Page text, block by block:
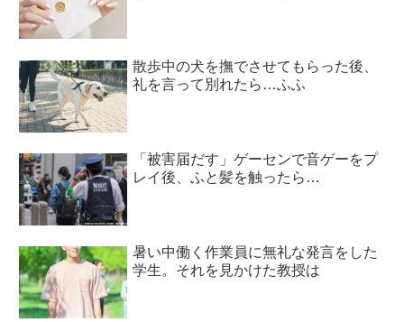
散歩中の犬を撫でさせてもらった後、
礼を言って別れたら…ふふ
「被害届だす」ゲーセンで音ゲーをプ
レイ後、ふと髪を触ったら…
暑い中働く作業員に無礼な発言をした
学生。それを見かけた教授は